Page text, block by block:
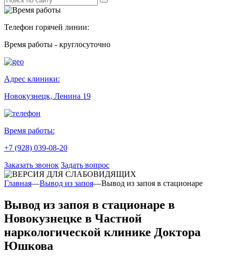
Телефон горячей линии:
Время работы - круглосуточно
Адрес клиники:
Новокузнецк, Ленина 19
Время работы:
+7 (928) 039-08-20
Заказать звонок Задать вопрос
Главная—Вывод из запоя—Вывод из запоя в стационаре
Вывод из запоя в стационаре в
Новокузнецке в Частной
наркологической клинике Доктора
Юшкова